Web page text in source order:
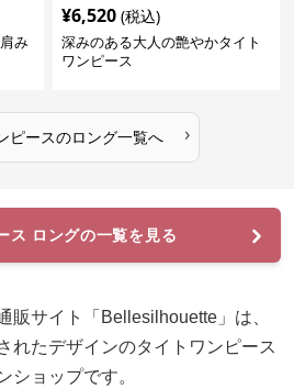
み
¥6,520 (税込)
深みのある大人の艶やかタイト
ワンピース
ピースのロング一覧へ ›
ス ロングの一覧を見る
販サイト「Bellesilhouette」は、
れたデザインのタイトワンピース
ショップです。